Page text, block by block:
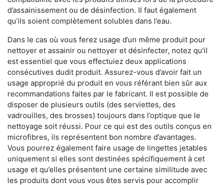
d’assainissement ou de désinfection. Il faut également
qu’ils soient complètement solubles dans l’eau.
Dans le cas où vous ferez usage d’un même produit pour
nettoyer et assainir ou nettoyer et désinfecter, notez qu’il
est essentiel que vous effectuiez deux applications
consécutives dudit produit. Assurez-vous d’avoir fait un
usage approprié du produit en vous référant bien sûr aux
recommandations faites par le fabricant. Il est possible de
disposer de plusieurs outils (des serviettes, des
vadrouilles, des brosses) toujours dans l’optique que le
nettoyage soit réussi. Pour ce qui est des outils conçus en
microfibres, ils représentent bon nombre d’avantages.
Vous pourrez également faire usage de lingettes jetables
uniquement si elles sont destinées spécifiquement à cet
usage et qu’elles présentent une certaine similitude avec
les produits dont vous vous êtes servis pour accomplir